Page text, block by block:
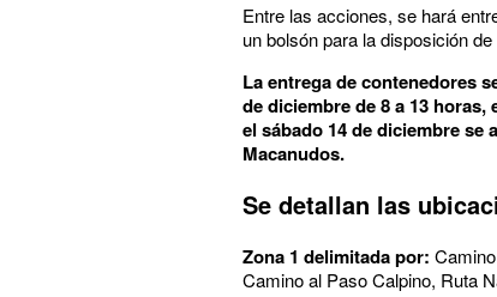
Entre las acciones, se hará
un bolsón para la disposición
La entrega de contenedores
de diciembre de 8 a 13
el sábado 14 de diciembre se
Macanudos.
Se detallan las
Zona 1 delimitada por:
Camino al Paso Calpino, Ruta